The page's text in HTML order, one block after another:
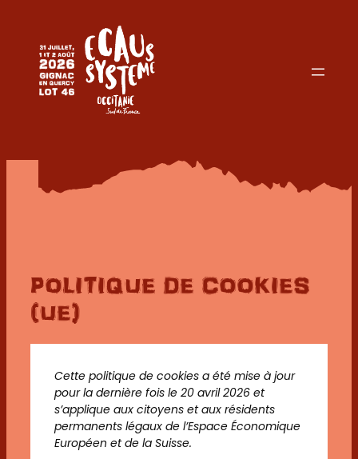
contenu
POLITIQUE DE COOKIES
(UE)
Cette politique de cookies a été mise à jour
pour la dernière fois le 20 avril 2026 et
s’applique aux citoyens et aux résidents
permanents légaux de l’Espace Économique
Européen et de la Suisse.